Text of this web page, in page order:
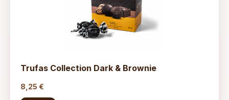
Trufas Collection Dark & Brownie
8,25 €